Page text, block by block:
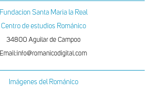
Fundacion Santa Maria la Real
Centro de estudios Románico
34800 Aguilar de Campoo
Email:info@romanicodigital.com
Imágenes del Románico